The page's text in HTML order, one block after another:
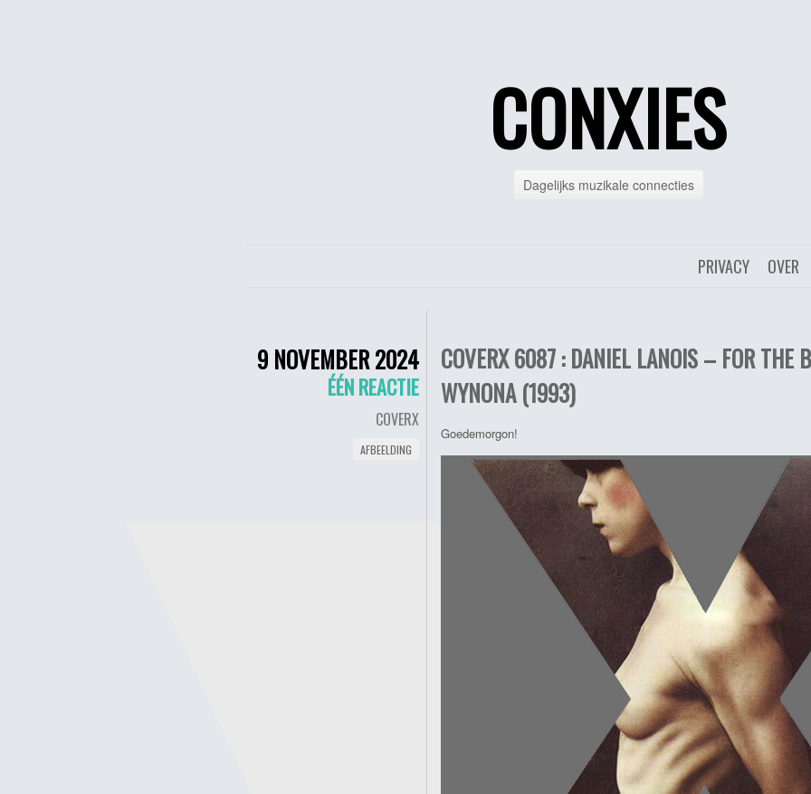
CONXIES
Dagelijks muzikale connecties
OVER
PRIVACY
9 NOVEMBER 2024
ÉÉN REACTIE
COVERX
AFBEELDING
COVERX 6087 : DANIEL LANOIS – FOR THE
WYNONA (1993)
Goedemorgon!